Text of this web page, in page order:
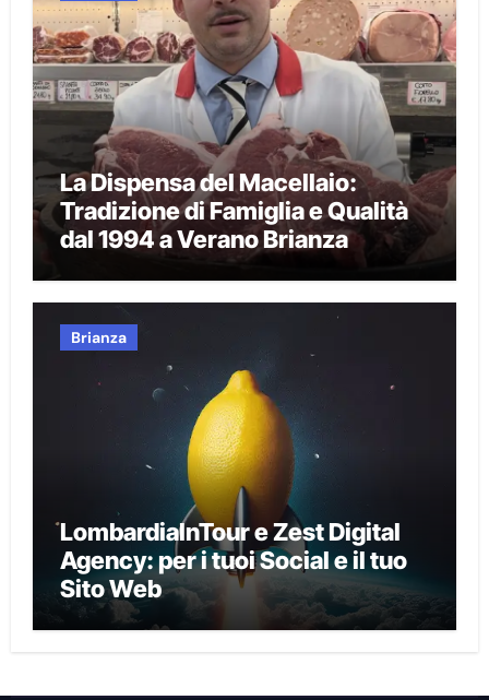
La Dispensa del Macellaio:
Tradizione di Famiglia e Qualità
dal 1994 a Verano Brianza
Brianza
LombardiaInTour e Zest Digital
Agency: per i tuoi Social e il tuo
Sito Web